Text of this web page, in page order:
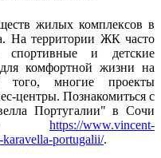
жилых комплексов в
На территории ЖК часто
спортивные и детские
комфортной жизни на
того, многие проекты
центры. Познакомиться с
Португалии" в Сочи
https://www.vincent-
karavella-portugalii/.